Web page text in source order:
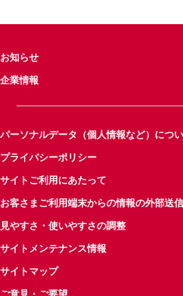
お知らせ
企業情報
パーソナルデータ（個人情報など）につ
プライバシーポリシー
サイトご利用にあたって
お客さまご利用端末からの情報の外部送
見やすさ・使いやすさの調整
サイトメンテナンス情報
サイトマップ